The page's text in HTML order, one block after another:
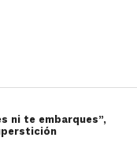
ni te embarques”,